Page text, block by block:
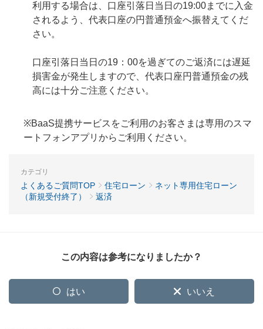
利用する場合は、口座引落日当日の19:00までに入金
されるよう、代表口座の円普通預金へ振替えてくだ
さい。
口座引落日当日の19：00を過ぎてのご返済には遅延
損害金が発生しますので、代表口座円普通預金の残
高には十分ご注意ください。
※BaaS提携サービスをご利用のお客さまは専用のスマ
ートフォンアプリからご利用ください。
カテゴリ
よくあるご質問TOP 住宅ローン
ネット専用住宅ローン
（新規受付終了）
返済
この内容は参考になりましたか？
はい いいえ